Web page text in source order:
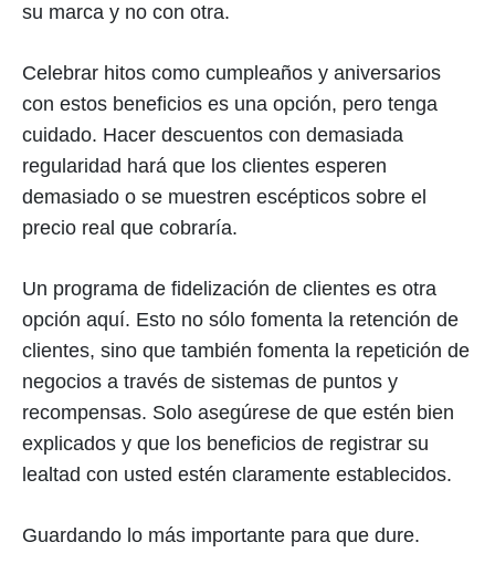
su marca y no con otra.
Celebrar hitos como cumpleaños y aniversarios
con estos beneficios es una opción, pero tenga
cuidado. Hacer descuentos con demasiada
regularidad hará que los clientes esperen
demasiado o se muestren escépticos sobre el
precio real que cobraría.
Un programa de fidelización de clientes es otra
opción aquí. Esto no sólo fomenta la retención de
clientes, sino que también fomenta la repetición de
negocios a través de sistemas de puntos y
recompensas. Solo asegúrese de que estén bien
explicados y que los beneficios de registrar su
lealtad con usted estén claramente establecidos.
Guardando lo más importante para que dure.